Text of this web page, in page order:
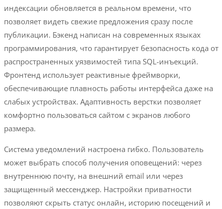
индексации обновляется в реальном времени, что
позволяет видеть свежие предложения сразу после
публикации. Бэкенд написан на современных языках
программирования, что гарантирует безопасность кода от
распространенных уязвимостей типа SQL-инъекций.
Фронтенд использует реактивные фреймворки,
обеспечивающие плавность работы интерфейса даже на
слабых устройствах. Адаптивность верстки позволяет
комфортно пользоваться сайтом с экранов любого
размера.
Система уведомлений настроена гибко. Пользователь
может выбрать способ получения оповещений: через
внутреннюю почту, на внешний email или через
защищенный мессенджер. Настройки приватности
позволяют скрыть статус онлайн, историю посещений и